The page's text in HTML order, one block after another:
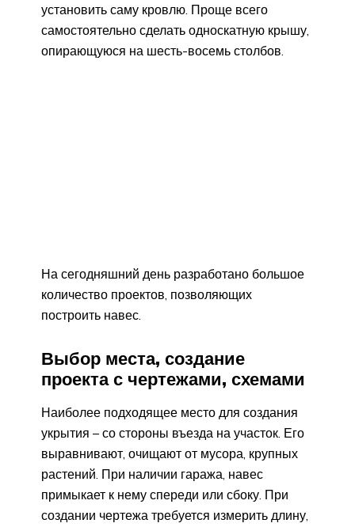
установить саму кровлю. Проще всего
самостоятельно сделать односкатную крышу,
опирающуюся на шесть-восемь столбов.
На сегодняшний день разработано большое
количество проектов, позволяющих
построить навес.
Выбор места, создание
проекта с чертежами, схемами
Наиболее подходящее место для создания
укрытия – со стороны въезда на участок. Его
выравнивают, очищают от мусора, крупных
растений. При наличии гаража, навес
примыкает к нему спереди или сбоку. При
создании чертежа требуется измерить длину,